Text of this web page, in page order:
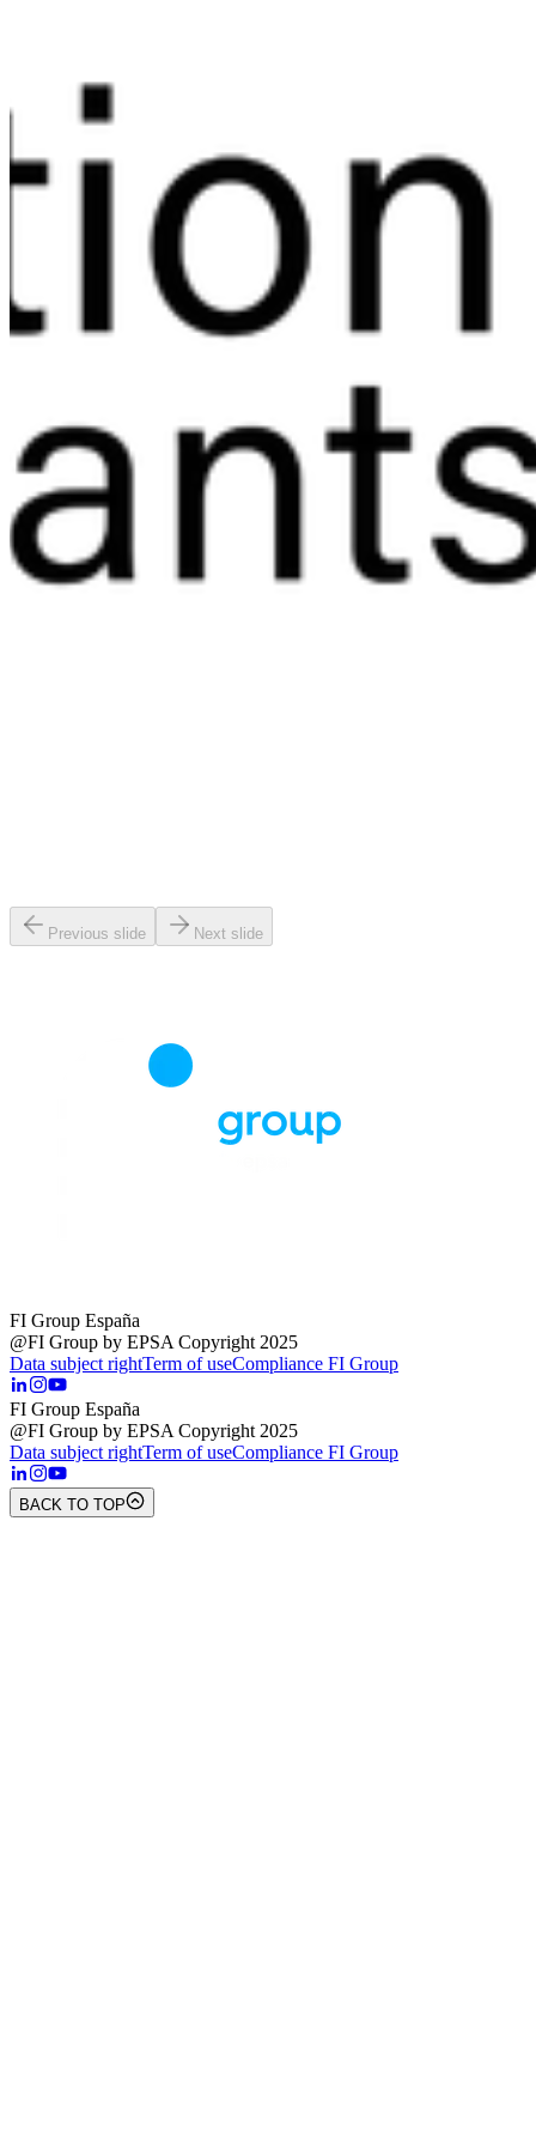
Previous slide Next slide
FI Group España
@FI Group by EPSA Copyright 2025
Data subject rightTerm of useCompliance FI Group
FI Group España
@FI Group by EPSA Copyright 2025
Data subject rightTerm of useCompliance FI Group
BACK TO TOP